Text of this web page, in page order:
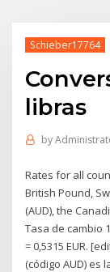
Schieber17764
libras
by
Rates for all
British Pound,
(AUD), the
Tasa de cambio
= 0,5315 EUR.
(código AUD) es